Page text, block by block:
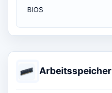
BIOS
Arbeitsspeicher